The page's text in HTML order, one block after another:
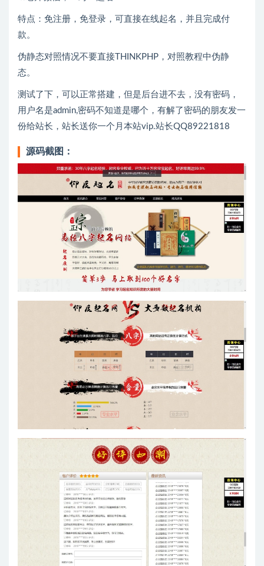
特点：免注册，免登录，可直接在线起名，并且完成付
款。
伪静态对照情况不要直接THINKPHP，对照教程中伪静
态。
测试了下，可以正常搭建，但是后台进不去，没有密码，
用户名是admin,密码不知道是哪个，有解了密码的朋友发一
份给站长，站长送你一个月本站vip.站长QQ89221818
源码截图：